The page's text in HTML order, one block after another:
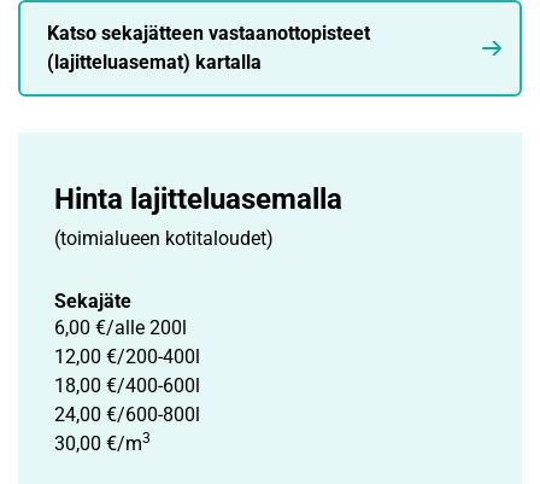
Katso sekajätteen vastaanottopisteet
(lajitteluasemat) kartalla
Hinta lajittelu­asemalla
(toimialueen kotitaloudet)
Sekajäte
6,00 €/alle 200l
12,00 €/200-400l
18,00 €/400-600l
24,00 €/600-800l
30,00 €/m3